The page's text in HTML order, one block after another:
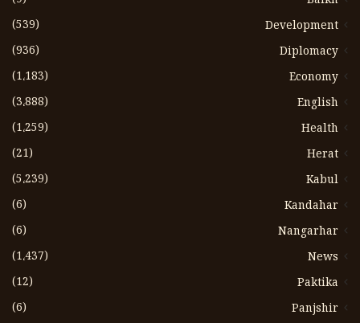
Development
(539)
Diplomacy
(936)
Economy
(1،183)
English
(3،888)
Health
(1،259)
Herat
(21)
Kabul
(5،239)
Kandahar
(6)
Nangarhar
(6)
News
(1،437)
Paktika
(12)
Panjshir
(6)